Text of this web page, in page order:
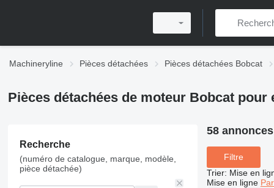
Machineryline Pièces détachées Pièces détachées Bobcat
Pièces détachées de moteur Bobcat pour
Recherche
(numéro de catalogue, marque, modèle,
pièce détachée)
58
Filtre
Trier: Mise en
Mise en ligne